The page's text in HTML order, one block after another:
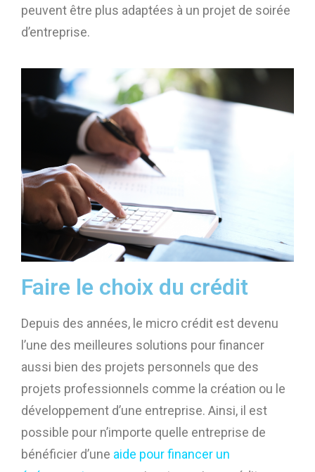
peuvent être plus adaptées à un projet de soirée
d’entreprise.
Faire le choix du crédit
Depuis des années, le micro crédit est devenu
l’une des meilleures solutions pour financer
aussi bien des projets personnels que des
projets professionnels comme la création ou le
développement d’une entreprise. Ainsi, il est
possible pour n’importe quelle entreprise de
bénéficier d’une aide pour financer un